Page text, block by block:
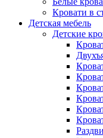
Кровати в
Детская мебель
Детские